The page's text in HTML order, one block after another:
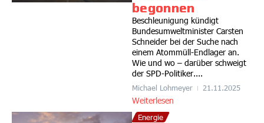
begonnen
Beschleunigung kündigt
Bundesumweltminister Carsten
Schneider bei der Suche nach
einem Atommüll-Endlager an.
Wie und wo – darüber schweigt
der SPD-Politiker....
Michael Lohmeyer 21.11.2025
Weiterlesen
Energie